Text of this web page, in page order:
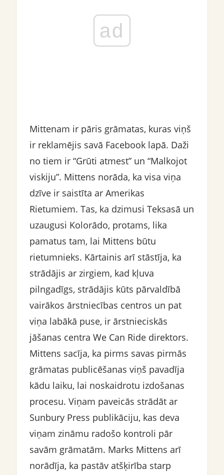
ad
Mittenam ir pāris grāmatas, kuras viņš
ir reklamējis savā Facebook lapā. Daži
no tiem ir “Grūti atmest” un “Malkojot
viskiju”. Mittens norāda, ka visa viņa
dzīve ir saistīta ar Amerikas
Rietumiem. Tas, ka dzimusi Teksasā un
uzaugusi Kolorādo, protams, lika
pamatus tam, lai Mittens būtu
rietumnieks. Kārtainis arī stāstīja, ka
strādājis ar zirgiem, kad kļuva
pilngadīgs, strādājis kūts pārvaldībā
vairākos ārstniecības centros un pat
viņa labākā puse, ir ārstnieciskās
jāšanas centra We Can Ride direktors.
Mittens sacīja, ka pirms savas pirmās
grāmatas publicēšanas viņš pavadīja
kādu laiku, lai noskaidrotu izdošanas
procesu. Viņam paveicās strādāt ar
Sunbury Press publikāciju, kas deva
viņam zināmu radošo kontroli pār
savām grāmatām. Marks Mittens arī
norādīja, ka pastāv atšķirība starp